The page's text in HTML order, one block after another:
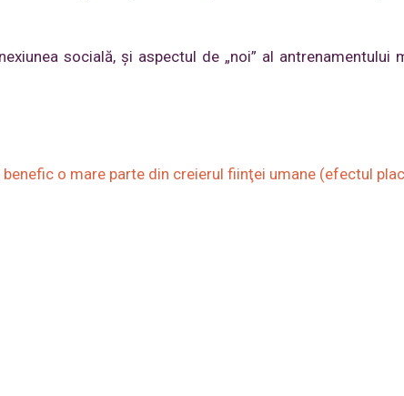
socială, şi aspectul de „noi” al antrenamentului
o mare parte din creierul fiinţei umane (efectul